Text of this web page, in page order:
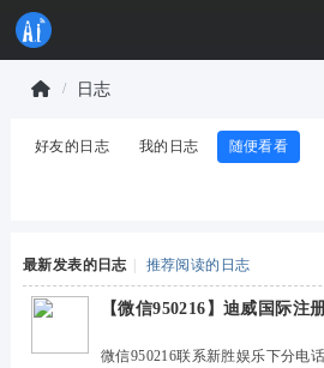
联
发
者
日志
好友的日志 我的日志 随便看看
最新发表的日志 推荐阅读的日志
【微信950216】迪威国际注
微信950216联系新胜娱乐下分电